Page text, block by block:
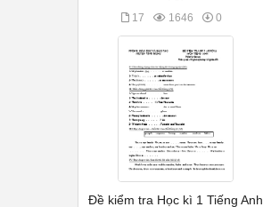
17 1646 0
Đề kiểm tra Học kì 1 Tiếng Anh